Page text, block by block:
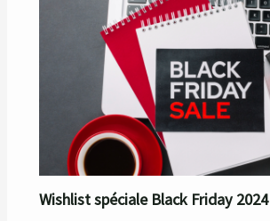
Wishlist spéciale Black Friday 2024